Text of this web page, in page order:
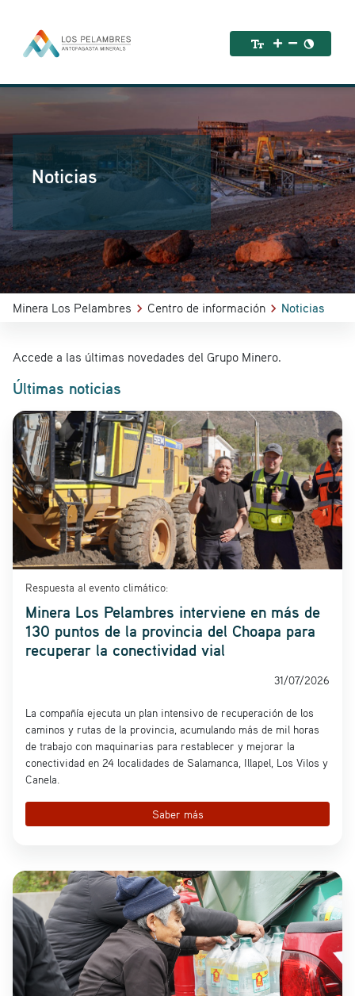
Noticias
Minera Los Pelambres Centro de información Noticias
Accede a las últimas novedades del Grupo Minero.
Últimas noticias
Respuesta al evento climático:
Minera Los Pelambres interviene en más de
130 puntos de la provincia del Choapa para
recuperar la conectividad vial
31/07/2026
La compañía ejecuta un plan intensivo de recuperación de los
caminos y rutas de la provincia, acumulando más de mil horas
de trabajo con maquinarias para restablecer y mejorar la
conectividad en 24 localidades de Salamanca, Illapel, Los Vilos y
Canela.
Saber más